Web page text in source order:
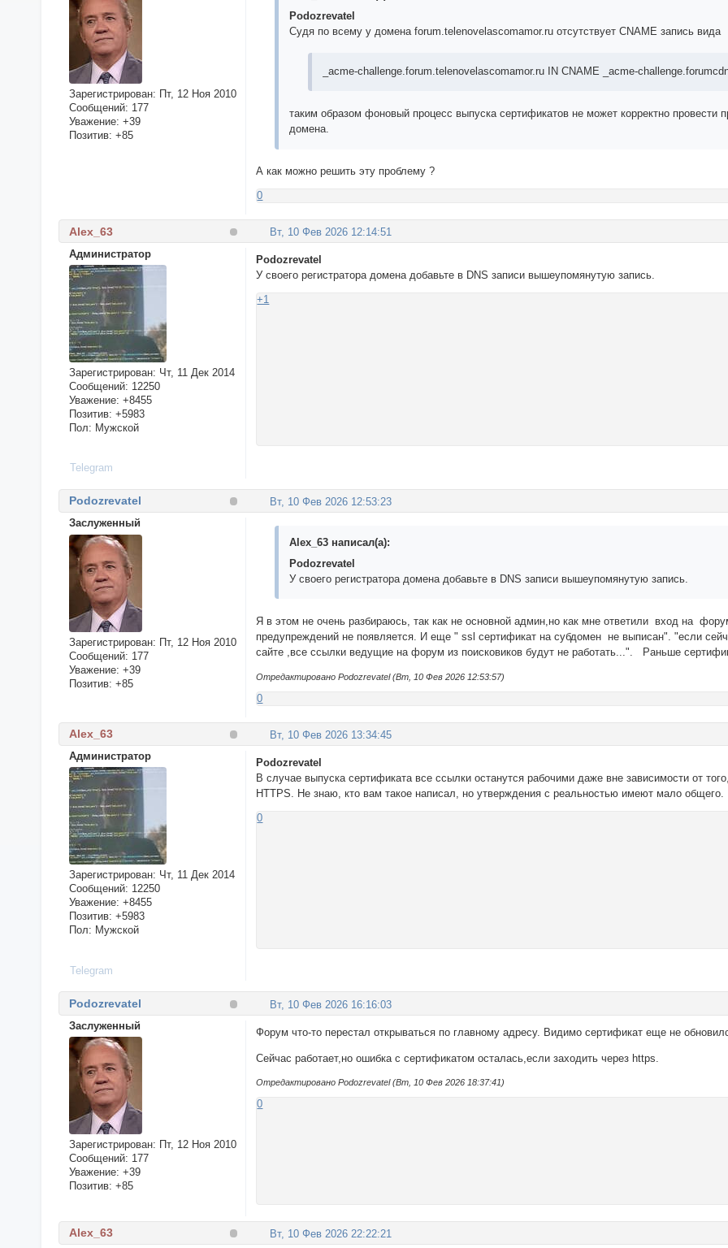
Зарегистрирован: Пт, 12 Ноя 2010
Сообщений: 177
Уважение: +39
Позитив: +85
Podozrevatel
Судя по всему у домена forum.telenovelascomamor.ru отсутствует CNAME запись вида
_acme-challenge.forum.telenovelascomamor.ru IN CNAME _acme-
таким образом фоновый процесс выпуска сертификатов не может корректно провести
домена.
А как можно решить эту проблему ?
0
Вт, 10 Фев 2026 12:14:51
Alex_63
Администратор
Зарегистрирован: Чт, 11 Дек 2014
Сообщений: 12250
Уважение: +8455
Позитив: +5983
Пол: Мужской
Podozrevatel
У своего регистратора домена добавьте в DNS записи вышеупомянутую запись.
+1
Telegram
Вт, 10 Фев 2026 12:53:23
Podozrevatel
Заслуженный
Зарегистрирован: Пт, 12 Ноя 2010
Сообщений: 177
Уважение: +39
Позитив: +85
Alex_63 написал(а):
Podozrevatel
У своего регистратора домена добавьте в DNS записи вышеупомянутую запись.
Я в этом не очень разбираюсь, так как не основной админ,но как мне ответили вход на
предупреждений не появляется. И еще " ssl сертификат на субдомен не выписан". "если
сайте ,все ссылки ведущие на форум из поисковиков будут не работать...". Раньше
Отредактировано Podozrevatel (Вт, 10 Фев 2026 12:53:57)
0
Вт, 10 Фев 2026 13:34:45
Alex_63
Администратор
Зарегистрирован: Чт, 11 Дек 2014
Сообщений: 12250
Уважение: +8455
Позитив: +5983
Пол: Мужской
Podozrevatel
В случае выпуска сертификата все ссылки останутся рабочими даже вне зависимости от
HTTPS. Не знаю, кто вам такое написал, но утверждения с реальностью имеют мало общего.
0
Telegram
Вт, 10 Фев 2026 16:16:03
Podozrevatel
Заслуженный
Зарегистрирован: Пт, 12 Ноя 2010
Сообщений: 177
Уважение: +39
Позитив: +85
Форум что-то перестал открываться по главному адресу. Видимо сертификат еще не
Сейчас работает,но ошибка с сертификатом осталась,если заходить через https.
Отредактировано Podozrevatel (Вт, 10 Фев 2026 18:37:41)
0
Вт, 10 Фев 2026 22:22:21
Alex_63